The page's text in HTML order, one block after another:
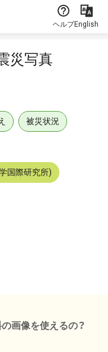
ヘルプEnglish
災写真
被災状況
国際研究所)
画像を使えるの？